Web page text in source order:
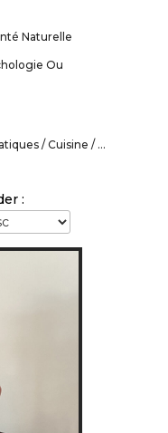
Naturelle
Ou
/ Cuisine / ...
: